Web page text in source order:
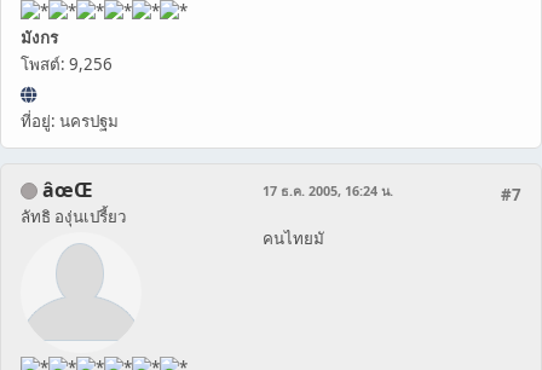
มังกร
โพสต์: 9,256
ที่อยู่: นครปฐม
âœŒ
ลัทธิ องุ่นเปรี้ยว
#7
17 ธ.ค. 2005, 16:24 น.
คนไทยมั